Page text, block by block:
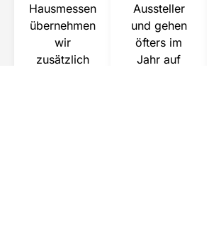
Hausmessen
übernehmen
wir
zusätzlich
Aussteller
und gehen
öfters im
Jahr auf